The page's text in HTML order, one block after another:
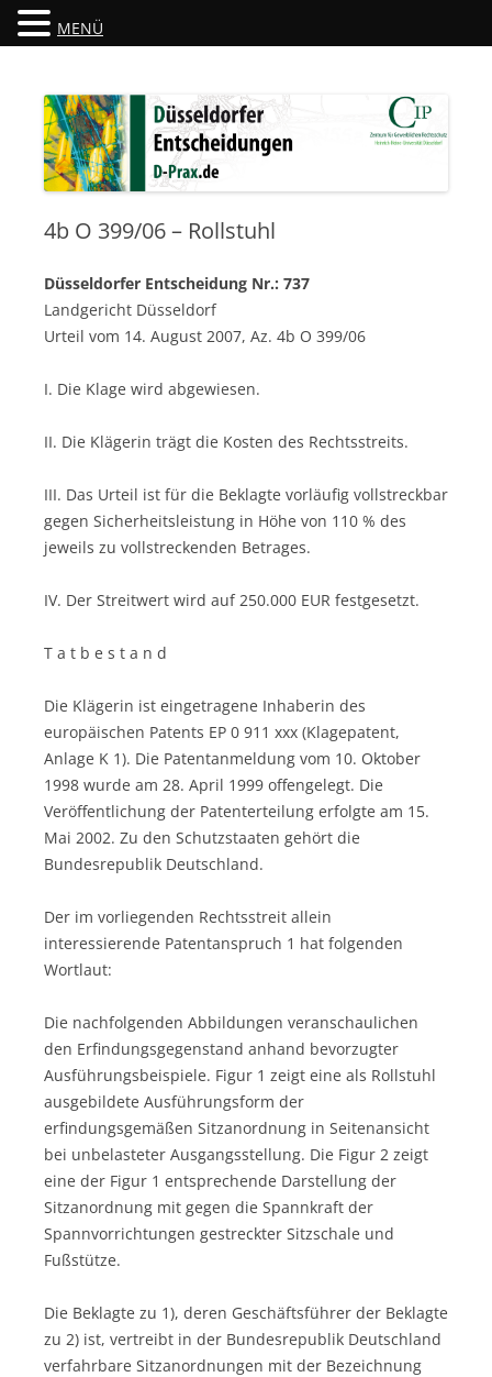
Düsseldorfer Entscheidungen
4b O 399/06 – Rollstuhl
Düsseldorfer Entscheidung Nr.: 737
Landgericht Düsseldorf
Urteil vom 14. August 2007, Az. 4b O 399/06
I. Die Klage wird abgewiesen.
II. Die Klägerin trägt die Kosten des Rechtsstreits.
III. Das Urteil ist für die Beklagte vorläufig vollstreckbar
gegen Sicherheitsleistung in Höhe von 110 % des
jeweils zu vollstreckenden Betrages.
IV. Der Streitwert wird auf 250.000 EUR festgesetzt.
T a t b e s t a n d
Die Klägerin ist eingetragene Inhaberin des
europäischen Patents EP 0 911 xxx (Klagepatent,
Anlage K 1). Die Patentanmeldung vom 10. Oktober
1998 wurde am 28. April 1999 offengelegt. Die
Veröffentlichung der Patenterteilung erfolgte am 15.
Mai 2002. Zu den Schutzstaaten gehört die
Bundesrepublik Deutschland.
Der im vorliegenden Rechtsstreit allein
interessierende Patentanspruch 1 hat folgenden
Wortlaut:
Die nachfolgenden Abbildungen veranschaulichen
den Erfindungsgegenstand anhand bevorzugter
Ausführungsbeispiele. Figur 1 zeigt eine als Rollstuhl
ausgebildete Ausführungsform der
erfindungsgemäßen Sitzanordnung in Seitenansicht
bei unbelasteter Ausgangsstellung. Die Figur 2 zeigt
eine der Figur 1 entsprechende Darstellung der
Sitzanordnung mit gegen die Spannkraft der
Spannvorrichtungen gestreckter Sitzschale und
Fußstütze.
Die Beklagte zu 1), deren Geschäftsführer der Beklagte
zu 2) ist, vertreibt in der Bundesrepublik Deutschland
verfahrbare Sitzanordnungen mit der Bezeichnung
MENÜ